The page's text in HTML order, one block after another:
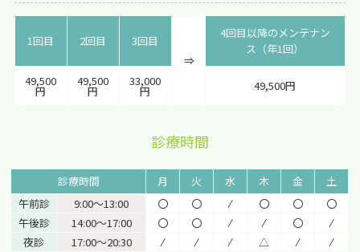
1回目 2回目
3回目
⇒
4回目以降のメンテナン
ス（年1回）
49,500
円
49,500
円
33,000
円 49,500円
診療時間
診療時間 月 火 水 木 金
土
午前診
9:00〜13:00 〇 〇 ⁄ 〇 〇
〇
午後診
14:00〜17:00 〇 〇 ⁄ ⁄ 〇
⁄
夜診
17:00〜20:30 ⁄ ⁄ ⁄ △ ⁄ ⁄